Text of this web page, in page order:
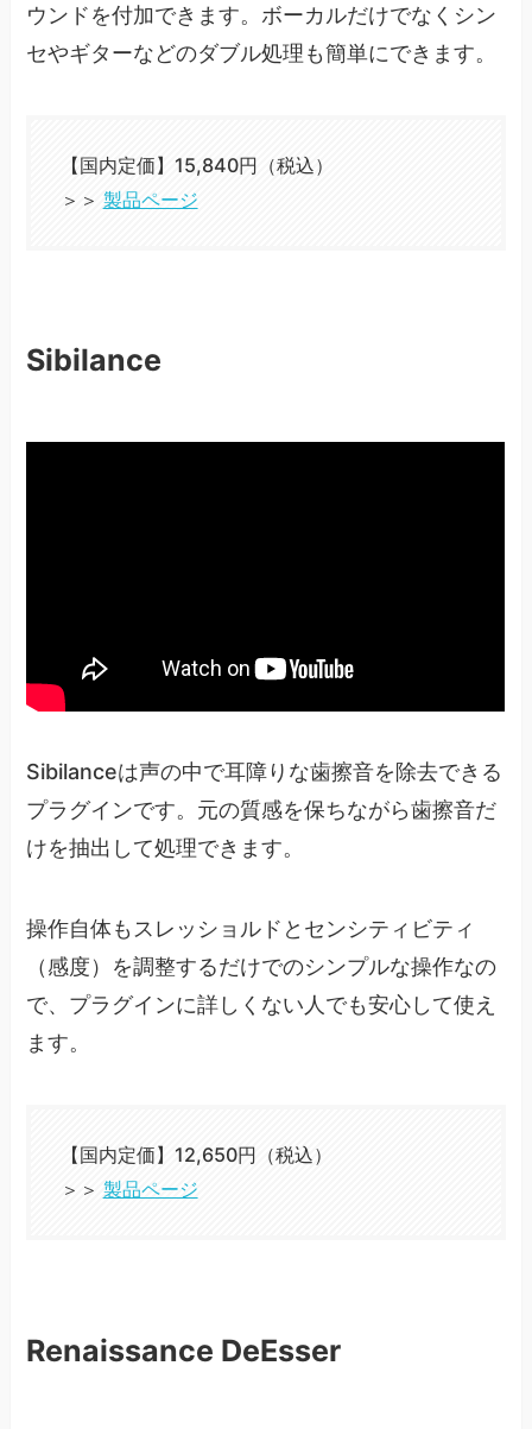
ウンドを付加できます。ボーカルだけでなくシン
セやギターなどのダブル処理も簡単にできます。
【国内定価】15,840円（税込）
＞＞ 製品ページ
Sibilance
Sibilanceは声の中で耳障りな歯擦音を除去できる
プラグインです。元の質感を保ちながら歯擦音だ
けを抽出して処理できます。
操作自体もスレッショルドとセンシティビティ
（感度）を調整するだけでのシンプルな操作なの
で、プラグインに詳しくない人でも安心して使え
ます。
【国内定価】12,650円（税込）
＞＞ 製品ページ
Renaissance DeEsser